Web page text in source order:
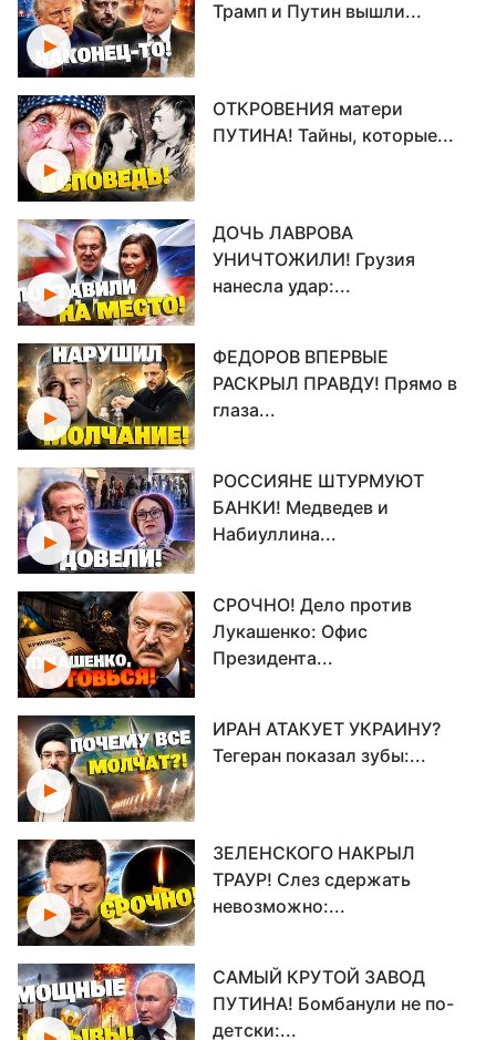
Трамп и Путин вышли...
ОТКРОВЕНИЯ матери
ПУТИНА! Тайны, которые...
ДОЧЬ ЛАВРОВА
УНИЧТОЖИЛИ! Грузия
нанесла удар:...
ФЕДОРОВ ВПЕРВЫЕ
РАСКРЫЛ ПРАВДУ! Прямо в
глаза...
РОССИЯНЕ ШТУРМУЮТ
БАНКИ! Медведев и
Набиуллина...
СРОЧНО! Дело против
Лукашенко: Офис
Президента...
ИРАН АТАКУЕТ УКРАИНУ?
Тегеран показал зубы:...
ЗЕЛЕНСКОГО НАКРЫЛ
ТРАУР! Слез сдержать
невозможно:...
САМЫЙ КРУТОЙ ЗАВОД
ПУТИНА! Бомбанули не по-
детски:...